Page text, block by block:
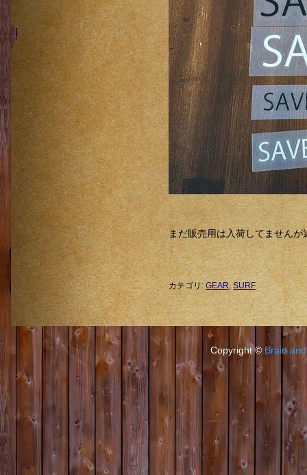
まだ販売用は入荷してません
カテゴリ : GEAR, SURF
Copyright © Brain